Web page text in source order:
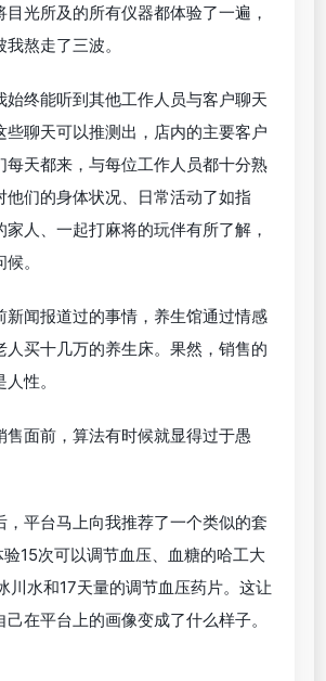
光所及的所有仪器都体验了一遍，
熬走了三波。
始终能听到其他工作人员与客户聊天
些聊天可以推测出，店内的主要客户
每天都来，与每位工作人员都十分熟
他们的身体状况、日常活动了如指
人、一起打麻将的玩伴有所了解，
。
新闻报道过的事情，养生馆通过情感
人买十几万的养生床。果然，销售的
性。
售面前，算法有时候就显得过于愚
，平台马上向我推荐了一个类似的套
15次可以调节血压、血糖的哈工大
川水和17天量的调节血压药片。这让
在平台上的画像变成了什么样子。